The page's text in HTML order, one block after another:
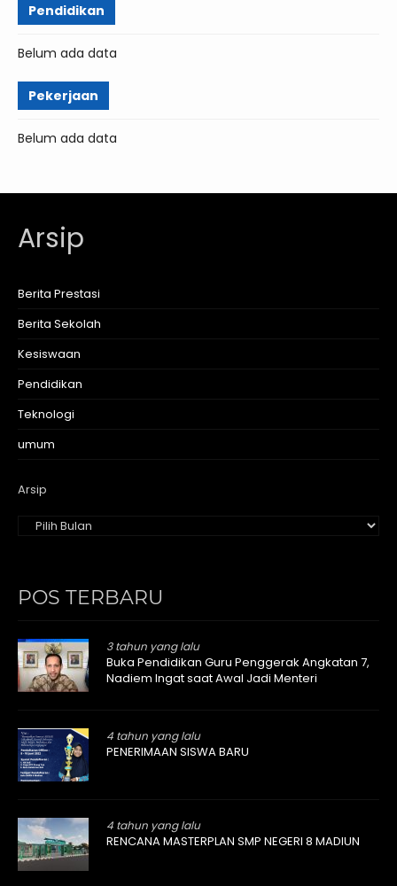
Pendidikan
Belum ada data
Pekerjaan
Belum ada data
Arsip
Berita Prestasi
Berita Sekolah
Kesiswaan
Pendidikan
Teknologi
umum
Arsip
POS TERBARU
3 tahun yang lalu
Buka Pendidikan Guru Penggerak Angkatan 7,
Nadiem Ingat saat Awal Jadi Menteri
4 tahun yang lalu
PENERIMAAN SISWA BARU
4 tahun yang lalu
RENCANA MASTERPLAN SMP NEGERI 8 MADIUN